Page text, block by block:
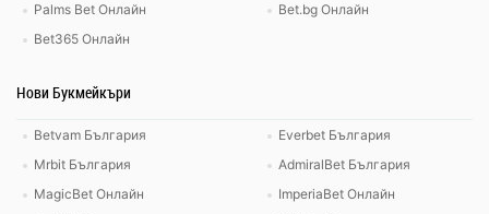
Palms Bet Онлайн
Bet365 Онлайн
Bet.bg Онлайн
Нови Букмейкъри
Betvam България
Mrbit България
MagicBet Онлайн
Everbet България
AdmiralBet България
ImperiaBet Онлайн